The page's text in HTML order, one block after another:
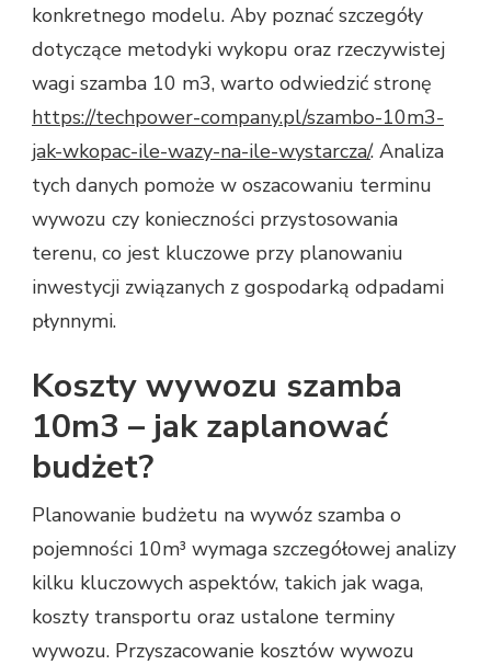
konkretnego modelu. Aby poznać szczegóły
dotyczące metodyki wykopu oraz rzeczywistej
wagi szamba 10 m3, warto odwiedzić stronę
https://techpower-company.pl/szambo-10m3-
jak-wkopac-ile-wazy-na-ile-wystarcza/. Analiza
tych danych pomoże w oszacowaniu terminu
wywozu czy konieczności przystosowania
terenu, co jest kluczowe przy planowaniu
inwestycji związanych z gospodarką odpadami
płynnymi.
Koszty wywozu szamba
10m3 – jak zaplanować
budżet?
Planowanie budżetu na wywóz szamba o
pojemności 10m³ wymaga szczegółowej analizy
kilku kluczowych aspektów, takich jak waga,
koszty transportu oraz ustalone terminy
wywozu. Przyszacowanie kosztów wywozu